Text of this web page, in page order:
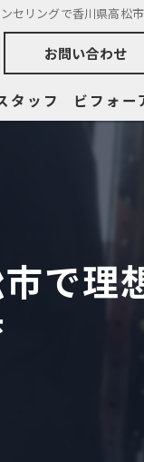
セリングで香川県高松
お問い合わせ
タッフ ビフォー
パーソ
ブログ
コラ
お知
で理